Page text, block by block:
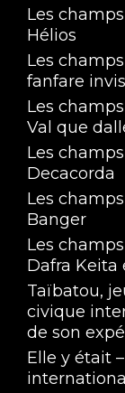
Les
Hélios
Les
fanfare
Les
Val que
Les
Decacorda
Les
Banger
Les
Dafra Keita
Taïbatou,
civique
de son
Elle y était